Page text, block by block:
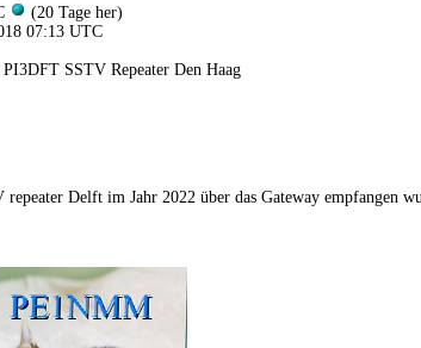
(20 Tage her)
07:13 UTC
SSTV Repeater Den Haag
Delft im Jahr 2022 über das Gateway empfangen